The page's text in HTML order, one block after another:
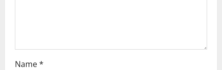
Name*